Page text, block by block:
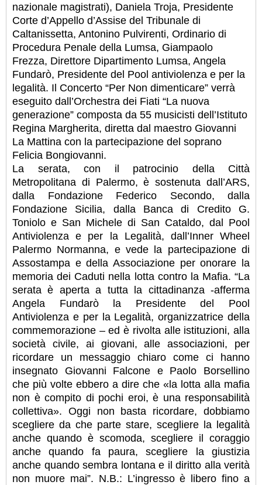
nazionale magistrati), Daniela Troja, Presidente
Corte d’Appello d’Assise del Tribunale di
Caltanissetta, Antonino Pulvirenti, Ordinario di
Procedura Penale della Lumsa, Giampaolo
Frezza, Direttore Dipartimento Lumsa, Angela
Fundarò, Presidente del Pool antiviolenza e per la
legalità. Il Concerto “Per Non dimenticare” verrà
eseguito dall’Orchestra dei Fiati “La nuova
generazione” composta da 55 musicisti dell’Istituto
Regina Margherita, diretta dal maestro Giovanni
La Mattina con la partecipazione del soprano
Felicia Bongiovanni.
La serata, con il patrocinio della Città
Metropolitana di Palermo, è sostenuta dall’ARS,
dalla Fondazione Federico Secondo, dalla
Fondazione Sicilia, dalla Banca di Credito G.
Toniolo e San Michele di San Cataldo, dal Pool
Antiviolenza e per la Legalità, dall’Inner Wheel
Palermo Normanna, e vede la partecipazione di
Assostampa e della Associazione per onorare la
memoria dei Caduti nella lotta contro la Mafia. “La
serata è aperta a tutta la cittadinanza -afferma
Angela Fundarò la Presidente del Pool
Antiviolenza e per la Legalità, organizzatrice della
commemorazione – ed è rivolta alle istituzioni, alla
società civile, ai giovani, alle associazioni, per
ricordare un messaggio chiaro come ci hanno
insegnato Giovanni Falcone e Paolo Borsellino
che più volte ebbero a dire che «la lotta alla mafia
non è compito di pochi eroi, è una responsabilità
collettiva». Oggi non basta ricordare, dobbiamo
scegliere da che parte stare, scegliere la legalità
anche quando è scomoda, scegliere il coraggio
anche quando fa paura, scegliere la giustizia
anche quando sembra lontana e il diritto alla verità
non muore mai”. N.B.: L’ingresso è libero fino a